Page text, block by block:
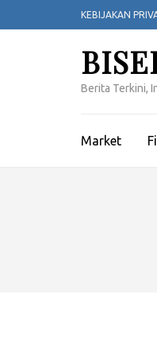
ke
KEBIJAKAN
Berita Terkini,
Market